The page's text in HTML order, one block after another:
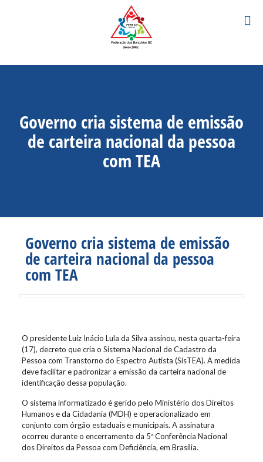
Governo cria sistema de emissão
de carteira nacional da pessoa
com TEA
Governo cria sistema de emissão
de carteira nacional da pessoa
com TEA
O presidente Luiz Inácio Lula da Silva assinou, nesta quarta-feira
(17), decreto que cria o Sistema Nacional de Cadastro da
Pessoa com Transtorno do Espectro Autista (SisTEA). A medida
deve facilitar e padronizar a emissão da carteira nacional de
identificação dessa população.
O sistema informatizado é gerido pelo Ministério dos Direitos
Humanos e da Cidadania (MDH) e operacionalizado em
conjunto com órgão estaduais e municipais. A assinatura
ocorreu durante o encerramento da 5ª Conferência Nacional
dos Direitos da Pessoa com Deficiência, em Brasília.